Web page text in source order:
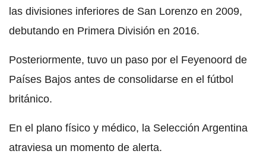
las divisiones inferiores de San Lorenzo en 2009,
debutando en Primera División en 2016.
Posteriormente, tuvo un paso por el Feyenoord de
Países Bajos antes de consolidarse en el fútbol
británico.
En el plano físico y médico, la Selección Argentina
atraviesa un momento de alerta.